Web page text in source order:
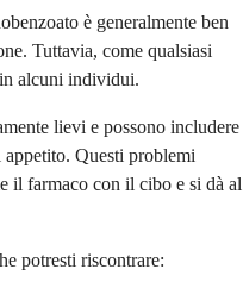
è generalmente ben
Tuttavia, come qualsiasi
alcuni individui.
lievi e possono includere
Questi problemi
il farmaco con il cibo e si dà al
potresti riscontrare: